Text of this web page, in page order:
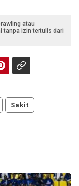
atau
tanpa izin tertulis dari
Sakit